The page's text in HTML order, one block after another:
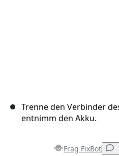
Trenne den Verbinder
entnimm den Akku.
Frag FixBot